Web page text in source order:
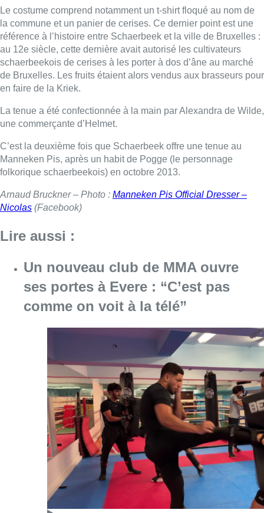
Le costume comprend notamment un t-shirt floqué au nom de
la commune et un panier de cerises. Ce dernier point est une
référence à l’histoire entre Schaerbeek et la ville de Bruxelles :
au 12e siècle, cette dernière avait autorisé les cultivateurs
schaerbeekois de cerises à les porter à dos d’âne au marché
de Bruxelles. Les fruits étaient alors vendus aux brasseurs pour
en faire de la Kriek.
La tenue a été confectionnée à la main par Alexandra de Wilde,
une commerçante d’Helmet.
C’est la deuxième fois que Schaerbeek offre une tenue au
Manneken Pis, après un habit de Pogge (le personnage
folkorique schaerbeekois) en octobre 2013.
Arnaud Bruckner – Photo : Manneken Pis Official Dresser –
Nicolas (Facebook)
Lire aussi :
Un nouveau club de MMA ouvre
ses portes à Evere : “C’est pas
comme on voit à la télé”